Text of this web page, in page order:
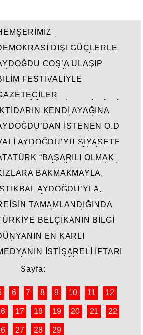
DIŞI GÜÇLERLE
ŞAMMAS!”COŞ’A ULAŞIP
FESTİVALİYLE
AÇILAN 41 YENİ FABRİKA!!
İKTİDARIN KENDİ AYAĞINA
İSTENEN O.D
SAHİBİZ!
AYDOĞDU’YU SİYASETE
“BAŞARILI OLMAK
BAKMAKMAYLA,
GENÇLİK!!!
İSTİKBAL AYDOĞDU’YLA,
TAMAMLANDIĞINDA
BELÇIKANIN BİLGİ
EN KARLI
REÇETESİ!İSTİŞARELİ İFTARI
BAŞARISI!!
Sayfa:
6 7 8 9 10 11 12
17 18 19 20 21 22
27 28 29